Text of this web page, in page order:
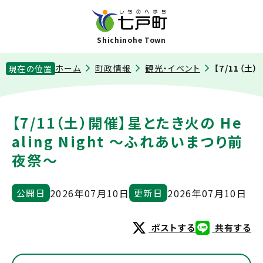
Shichinohe Town
現在の位置 ホーム 町政情報 観光・イベント 【7/11（土
【7/11（土）開催】星とたき火の He
aling Night 〜ふれあいまつり前
夜祭〜
公開日 2026年07月10日 更新日 2026年07月10日
ポストする 共有する